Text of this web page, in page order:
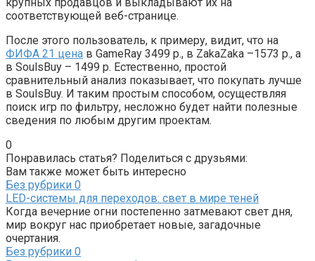
соответствующей веб-странице.
После этого пользователь, к примеру, видит, что на
ФИФА 21 цена в GameRay 3499 р., в ZakaZaka –1573 р., а
в SoulsBuy – 1499 р. Естественно, простой
сравнительный анализ показывает, что покупать лучше
в SoulsBuy. И таким простым способом, осуществляя
поиск игр по фильтру, несложно будет найти полезные
сведения по любым другим проектам.
0
Понравилась статья? Поделиться с друзьями:
Вам также может быть интересно
Без рубрики 0
LED-системы для переходов: свет в мире теней
Когда вечерние огни постепенно затмевают свет дня,
мир вокруг нас приобретает новые, загадочные
очертания.
Без рубрики 0